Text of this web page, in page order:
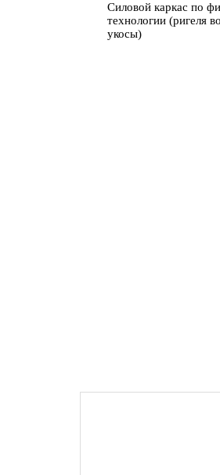
Силовой каркас по
технологии (ригеля
укосы)